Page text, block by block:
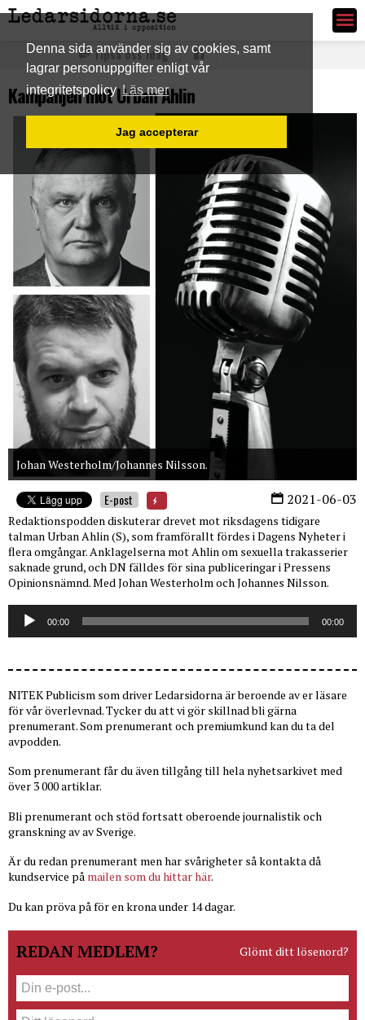
Denna sida använder sig av cookies, samt
lagrar personuppgifter enligt vår
integritetspolicy Läs mer
Jag accepterar
Ledarsidorna.se
Tipsa oss idag
Kampanjen mot Urban Ahlin
Johan Westerholm/Johannes Nilsson.
2021-06-03
E-post
Redaktionspodden diskuterar drevet mot riksdagens tidigare
talman Urban Ahlin (S), som framförallt fördes i Dagens Nyheter i
flera omgångar. Anklagelserna mot Ahlin om sexuella trakasserier
saknade grund, och DN fälldes för sina publiceringar i Pressens
Opinionsnämnd. Med Johan Westerholm och Johannes Nilsson.
Ljudspelare
00:00 00:00
NITEK Publicism som driver Ledarsidorna är beroende av er läsare
för vår överlevnad. Tycker du att vi gör skillnad bli gärna
prenumerant. Som prenumerant och premiumkund kan du ta del
avpodden.
Som prenumerant får du även tillgång till hela nyhetsarkivet med
över 3 000 artiklar.
Bli prenumerant och stöd fortsatt oberoende journalistik och
granskning av av Sverige.
Är du redan prenumerant men har svårigheter så kontakta då
kundservice på mailen som du hittar här.
Du kan pröva på för en krona under 14 dagar.
REDAN MEDLEM? Glömt ditt lösenord?